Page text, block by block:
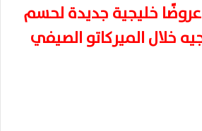
عروضًا خليجية جديدة لحسم
خلال الميركاتو الصيفي